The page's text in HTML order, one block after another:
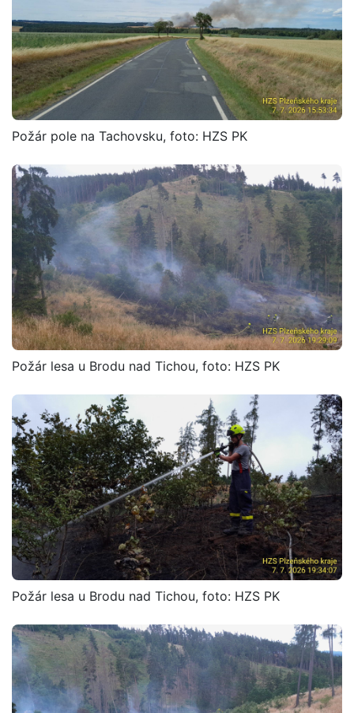
Požár pole na Tachovsku, foto: HZS PK
Požár lesa u Brodu nad Tichou, foto: HZS PK
Požár lesa u Brodu nad Tichou, foto: HZS PK